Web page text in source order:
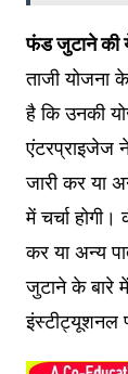
फंड जुटाने की
ताजी योजना
है कि उनकी
एंटरप्राइजेज ने
जारी कर या
में चर्चा
कर या अन्य
जुटाने के बारे
इंस्टीट्यूशनल